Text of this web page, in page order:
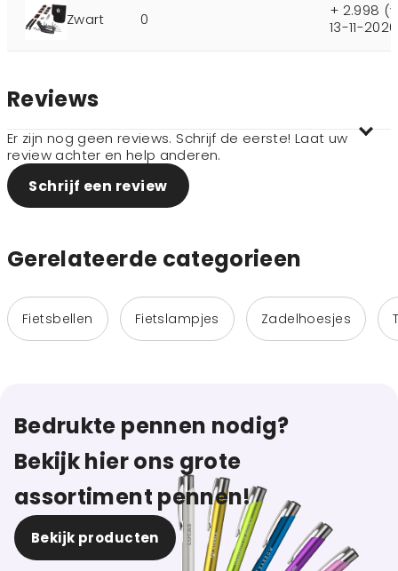
Zwart 0
+ 2.998
13-11-
Reviews
Er zijn nog geen reviews. Schrijf de eerste! Laat uw
review achter en help anderen.
Schrijf een review
Gerelateerde categorieen
Fietsbellen Fietslampjes Zadelhoesjes
Bedrukte pennen nodig?
Bekijk hier ons grote
assortiment pennen!
Bekijk producten